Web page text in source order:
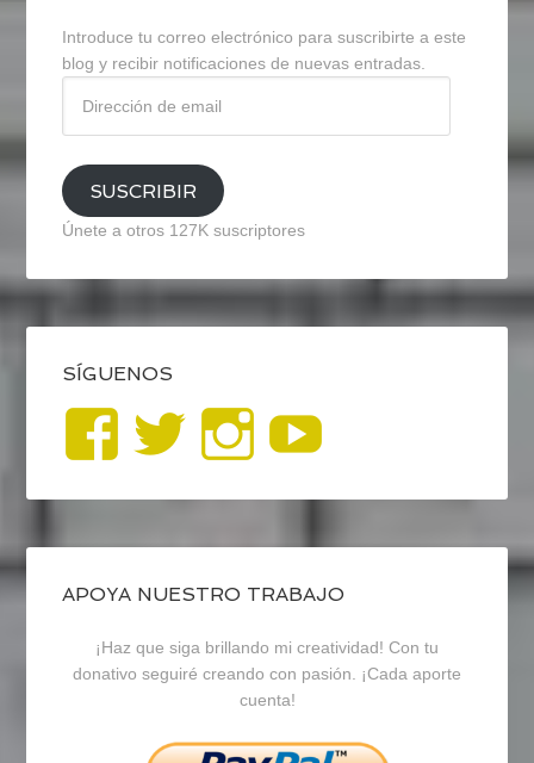
Introduce tu correo electrónico para suscribirte a este
blog y recibir notificaciones de nuevas entradas.
email
SUSCRIBIR
Únete a otros 127K suscriptores
SÍGUENOS
Ver
perfil
de
blogrecursosep
en
Facebook
Ver
perfil
de
recursosep
en
Twitter
Ver
perfil
de
recursosep
en
Instagram
APOYA NUESTRO TRABAJO
¡Haz que siga brillando mi creatividad! Con tu
donativo seguiré creando con pasión. ¡Cada aporte
cuenta!